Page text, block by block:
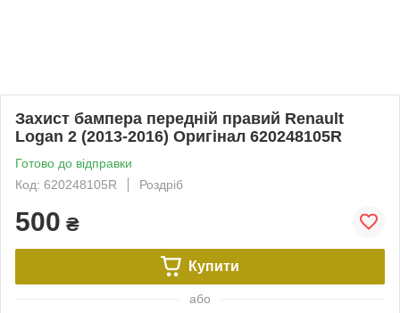
Захист бампера передній правий Renault
Logan 2 (2013-2016) Оригінал 620248105R
Готово до відправки
Код: 620248105R
Роздріб
500 ₴
Купити
або